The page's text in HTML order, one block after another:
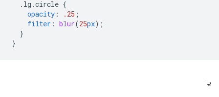
.lg.circle {
opacity : .25 ;
filter : blur(25px);
}
}
یا